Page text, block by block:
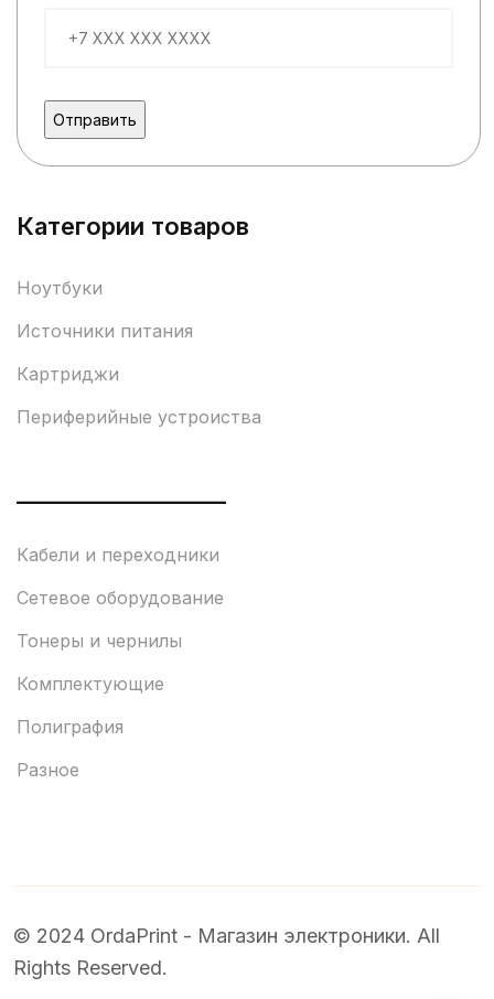
Категории товаров
Ноутбуки
Источники питания
Картриджи
Периферийные устроиства
Кабели и переходники
Сетевое оборудование
Тонеры и чернилы
Комплектующие
Полиграфия
Разное
© 2024 OrdaPrint - Магазин электроники. All
Rights Reserved.